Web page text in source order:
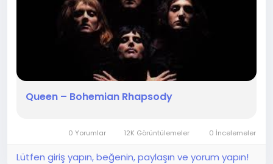
Queen – Bohemian Rhapsody
0 Yorumlar 12K Görüntülemeler 0 İncelemeler
Lütfen giriş yapın, beğenin, paylaşın ve yorum yapın!